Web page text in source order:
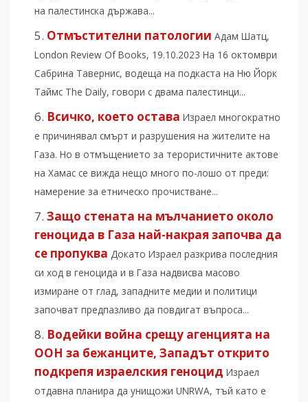
на палестинска държава...
Отмъстителни патологии Адам Шатц,
London Review Of Books, 19.10.2023 На 16 октомври
Сабрина Тавернис, водеща на подкаста на Ню Йорк
Таймс The Daily, говори с двама палестинци...
Всичко, което остава Израел многократно
е причинявал смърт и разрушения на жителите на
Газа. Но в отмъщението за терористичните актове
на Хамас се вижда нещо много по-лошо от преди:
намерение за етническо прочистване...
Защо стената на мълчанието около
геноцида в Газа най-накрая започва да
се пропуква Докато Израел разкрива последния
си ход в геноцида и в Газа надвисва масово
измиране от глад, западните медии и политици
започват предпазливо да повдигат въпроса...
Водейки война срещу агенцията на
ООН за бежанците, Западът открито
подкрепя израелския геноцид Израел
отдавна планира да унищожи UNRWA, тъй като е